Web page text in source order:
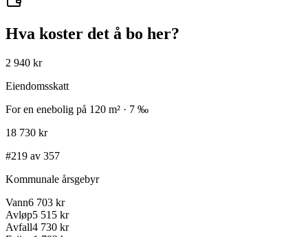
Hva koster det å bo her?
2 940 kr
Eiendomsskatt
For en enebolig på 120 m² · 7 ‰
18 730 kr
#219 av 357
Kommunale årsgebyr
Vann6 703 kr
Avløp5 515 kr
Avfall4 730 kr